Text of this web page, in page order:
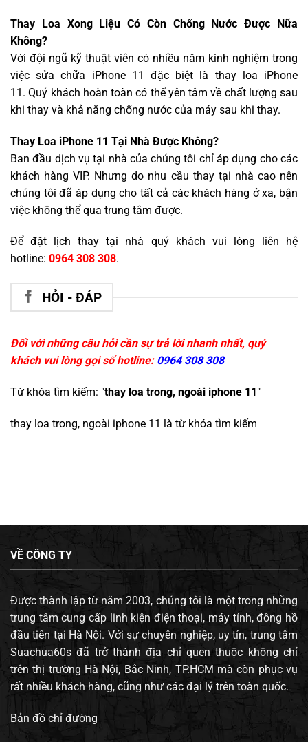
Thay Loa Xong Liệu Có Còn Chống Nước Được Nữa
Không?
Với đội ngũ kỹ thuật viên có nhiều năm kinh nghiệm trong
việc sửa chữa iPhone 11 đặc biệt là thay loa iPhone
11. Quý khách hoàn toàn có thể yên tâm về chất lượng sau
khi thay và khả năng chống nước của máy sau khi thay.
Thay Loa iPhone 11 Tại Nhà Được Không?
Ban đầu dịch vụ tại nhà của chúng tôi chỉ áp dụng cho các
khách hàng VIP. Nhưng do nhu cầu thay tại nhà cao nên
chúng tôi đã áp dụng cho tất cả các khách hàng ở xa, bận
việc không thể qua trung tâm được.
Để đặt lịch thay tại nhà quý khách vui lòng liên hệ
hotline: 0964 308 308.
HỎI - ĐÁP
Đối với những câu hỏi cần sự trả lời nhanh nhất, quý
khách vui lòng gọi số hotline: 0964 308 308
Từ khóa tìm kiếm: "thay loa trong, ngoài iphone 11 "
thay loa trong, ngoài iphone 11 là từ khóa tìm kiếm
VỀ CÔNG TY
Được thành lập từ năm 2003, chúng tôi là một trong những
trung tâm cung cấp linh kiện điện thoại, máy tính, đông hồ
đầu tiên tại Hà Nội. Với sự chuyên nghiệp, uy tín, trung tâm
Suachua60s đã trở thành địa chỉ quen thuộc không chỉ
trên thị trường Hà Nội, Bắc Ninh, TP.HCM mà còn phục vụ
rất nhiều khách hàng, cũng như các đại lý trên toàn quốc.
Bản đồ chỉ đường